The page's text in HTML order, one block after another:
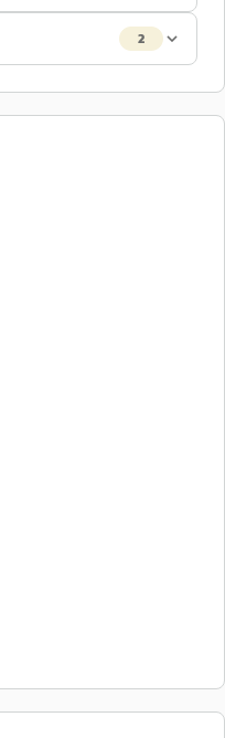
2